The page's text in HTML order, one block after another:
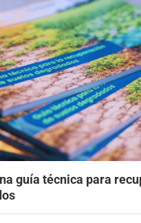
guía técnica para